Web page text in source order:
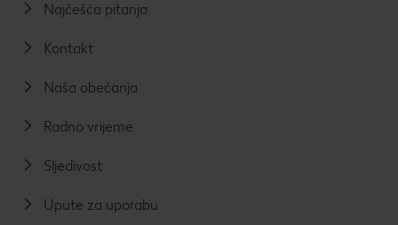
Najčešća pitanja
Kontakt
Naša obećanja
Radno vrijeme
Sljedivost
Upute za uporabu